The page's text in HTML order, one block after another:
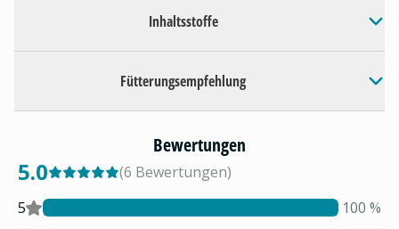
Inhaltsstoffe
Fütterungsempfehlung
Bewertungen
5.0 (6 Bewertungen)
5
100 %